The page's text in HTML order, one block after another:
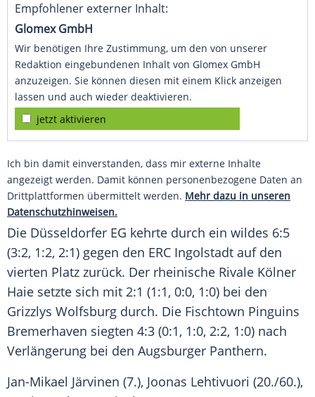
Empfohlener externer Inhalt:
Glomex GmbH
Wir benötigen Ihre Zustimmung, um den von unserer
Redaktion eingebundenen Inhalt von Glomex GmbH
anzuzeigen. Sie können diesen mit einem Klick anzeigen
lassen und auch wieder deaktivieren.
jetzt aktivieren
Ich bin damit einverstanden, dass mir externe Inhalte
angezeigt werden. Damit können personenbezogene Daten an
Drittplattformen übermittelt werden. Mehr dazu in unseren
Datenschutzhinweisen.
Die Düsseldorfer EG kehrte durch ein wildes 6:5
(3:2, 1:2, 2:1) gegen den ERC Ingolstadt auf den
vierten Platz zurück. Der rheinische Rivale Kölner
Haie setzte sich mit 2:1 (1:1, 0:0, 1:0) bei den
Grizzlys Wolfsburg durch. Die Fischtown Pinguins
Bremerhaven siegten 4:3 (0:1, 1:0, 2:2, 1:0) nach
Verlängerung bei den Augsburger Panthern.
Jan-Mikael Järvinen (7.), Joonas Lehtivuori (20./60.),